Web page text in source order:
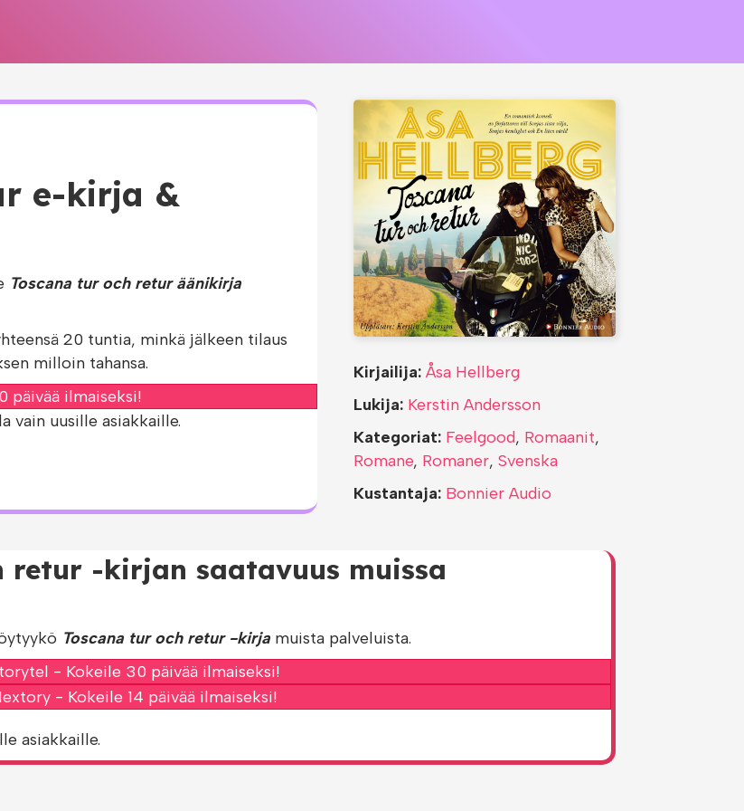
e-kirja &
Toscana tur och retur äänikirja
20 tuntia, minkä jälkeen tilaus
milloin tahansa.
päivää ilmaiseksi!
vain uusille asiakkaille.
Kirjailija: Åsa Hellberg
Lukija: Kerstin Andersson
Kategoriat: Feelgood, Romaanit,
Romane, Romaner, Svenska
Kustantaja: Bonnier Audio
retur -kirjan saatavuus muissa
Toscana tur och retur -kirja muista palveluista.
- Kokeile 30 päivää ilmaiseksi!
- Kokeile 14 päivää ilmaiseksi!
asiakkaille.